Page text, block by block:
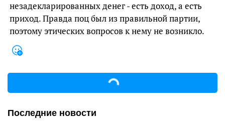
незадекларированных денег - есть доход, а есть
приход. Правда поц был из правильной партии,
поэтому этических вопросов к нему не возникло.
Последние новости